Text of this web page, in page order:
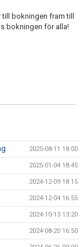
till bokningen fram till
bokningen för alla!
2025-08-11 18:00
2025-01-04 18:45
2024-12-09 18:15
2024-12-04 16:55
2024-10-13 13:20
2024-08-20 16:50